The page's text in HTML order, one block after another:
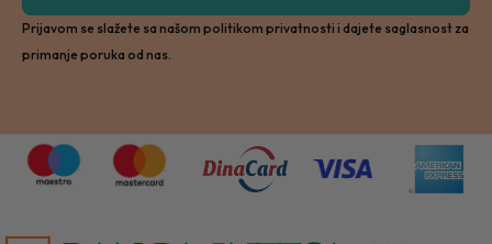
Prijavom se slažete sa našom politikom privatnosti i dajete saglasnost za
primanje poruka od nas.